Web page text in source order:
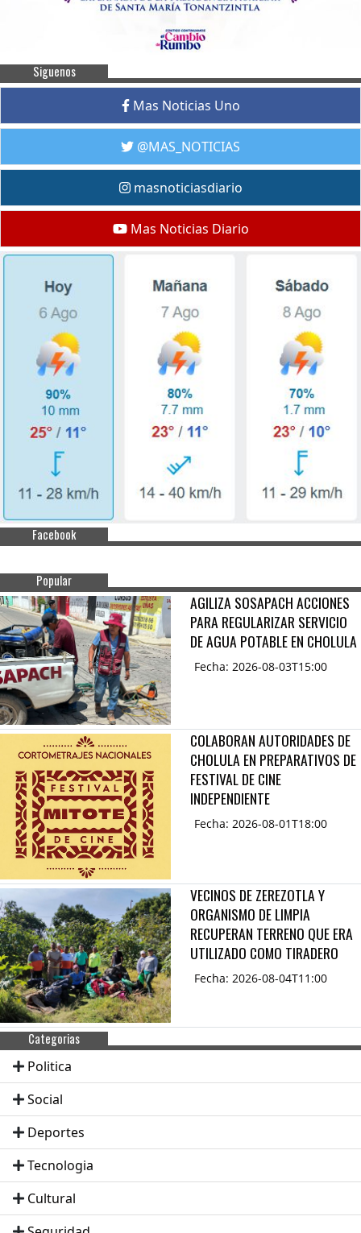
Siguenos
Mas Noticias Uno
@MAS_NOTICIAS
masnoticiasdiario
Mas Noticias Diario
Facebook
Popular
AGILIZA SOSAPACH ACCIONES
PARA REGULARIZAR SERVICIO
DE AGUA POTABLE EN CHOLULA
Fecha: 2026-08-03T15:00
COLABORAN AUTORIDADES DE
CHOLULA EN PREPARATIVOS DE
FESTIVAL DE CINE
INDEPENDIENTE
Fecha: 2026-08-01T18:00
VECINOS DE ZEREZOTLA Y
ORGANISMO DE LIMPIA
RECUPERAN TERRENO QUE ERA
UTILIZADO COMO TIRADERO
Fecha: 2026-08-04T11:00
Categorias
Politica
Social
Deportes
Tecnologia
Cultural